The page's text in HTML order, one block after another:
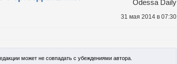
Odessa Daily
31 мая 2014 в 07:30
может не совпадать с убеждениями автора.